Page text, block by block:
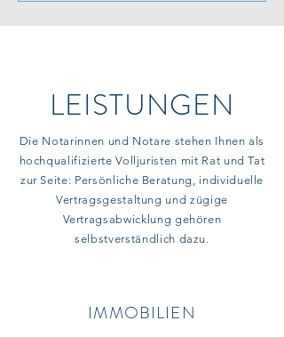
LEISTUNGEN
Die Notarinnen und Notare stehen Ihnen als
hochqualifizierte Volljuristen mit Rat und Tat
zur Seite: Persönliche Beratung, individuelle
Vertragsgestaltung und zügige
Vertragsabwicklung gehören
selbstverständlich dazu.
IMMOBILIEN